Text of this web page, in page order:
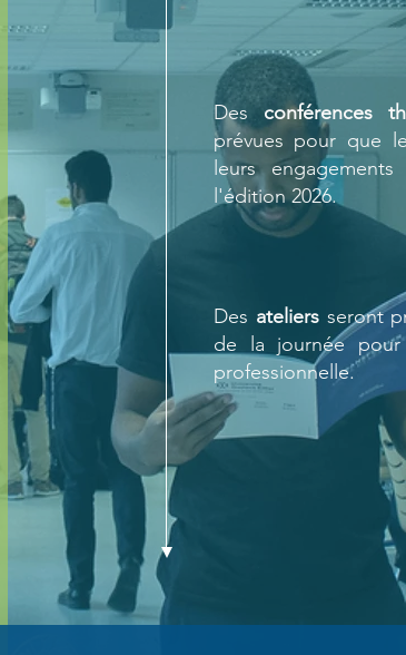
Desconférences
prévues pour que
leurs
l'édition 2026.
Des ateliersseront
de la journée
professionnelle.